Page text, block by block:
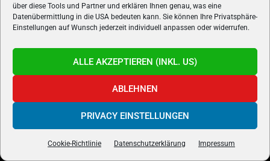
über diese Tools und Partner und erklären Ihnen genau, was eine
Datenübermittlung in die USA bedeuten kann. Sie können Ihre Privatsphäre-
Einstellungen auf Wunsch jederzeit individuell anpassen oder widerrufen.
ALLE AKZEPTIEREN (INKL. US)
ABLEHNEN
PRIVACY EINSTELLUNGEN
Cookie-Richtlinie Datenschutzerklärung Impressum
VON GAMERN, FÜR GAMER! Gamers.at ist das älteste Online-
Spielemagazin Österreichs und bringt täglich aktuelle News,
Reviews und Videos zu PC- und Konsolenspielen, Gaming-
Hardware und aus der Welt des e-Sport's.